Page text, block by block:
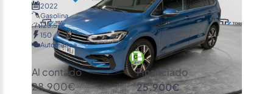
2022
Gasolina
123.578
150
Automática
Al contado
28.900€
Financiado
25.900€